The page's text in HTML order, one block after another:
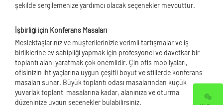
şekilde sergilemenize yardımcı olacak seçenekler mevcuttur.
İşbirliği için Konferans Masaları
Meslektaşlarınız ve müşterilerinizle verimli tartışmalar ve iş
birliklerine ev sahipliği yapmak için profesyonel ve davetkar bir
toplantı alanı yaratmak çok önemlidir. Çin ofis mobilyaları,
ofisinizin ihtiyaçlarına uygun çeşitli boyut ve stillerde konferans
masaları sunar. Büyük toplantı odası masalarından küçük
yuvarlak toplantı masalarına kadar, alanınıza ve oturma
düzeninize uygun seçenekler bulabilirsiniz.